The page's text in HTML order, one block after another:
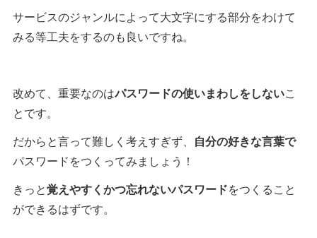
サービスのジャンルによって大文字にする部分をわけて
みる等工夫をするのも良いですね。
改めて、重要なのはパスワードの使いまわしをしないこ
とです。
だからと言って難しく考えすぎず、 自分の好きな言葉で
パスワードをつくってみましょう！
きっと覚えやすくかつ忘れないパスワードをつくること
ができるはずです。